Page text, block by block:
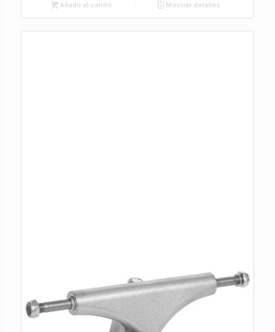
Añadir al carrito Mostrar detalles